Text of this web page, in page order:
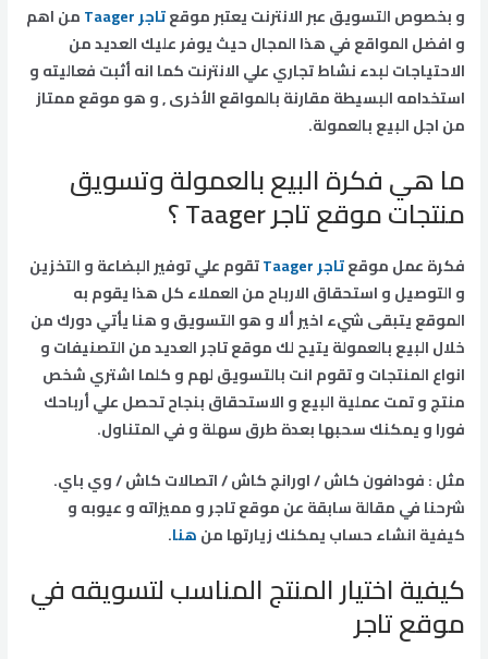
و بخصوص التسويق عبر الانترنت يعتبر موقعتاجر Taager
من اهم
و افضل المواقع في هذا المجال حيث يوفر عليك العديد من
الاحتياجات لبدء نشاط تجاري علي الانترنت كما انه أثبت فعاليته و
استخدامه البسيطة مقارنة بالمواقع الأخرى , و هو موقع ممتاز
من اجل البيع بالعمولة.
ما هي فكرة البيع بالعمولة وتسويق
منتجات موقع تاجر Taager ؟
فكرة عمل موقعتاجر Taager
تقوم علي توفير البضاعة و التخزين
و التوصيل و استحقاق الارباح من العملاء كل هذا يقوم به
الموقع يتبقى شيء اخير ألا و هو التسويق و هنا يأتي دورك من
خلال البيع بالعمولة يتيح لك موقع تاجر العديد من التصنيفات و
انواع المنتجات و تقوم انت بالتسويق لهم و كلما اشتري شخص
منتج و تمت عملية البيع و الاستحقاق بنجاح تحصل علي أرباحك
فورا و يمكنك سحبها بعدة طرق سهلة و في المتناول.
مثل : فودافون كاش / اورانج كاش / اتصالات كاش / وي باي.
شرحنا في مقالة سابقة عن موقع تاجر و مميزاته و عيوبه و
كيفية انشاء حساب يمكنك زيارتها منهنا.
كيفية اختيار المنتج المناسب لتسويقه في
موقع تاجر